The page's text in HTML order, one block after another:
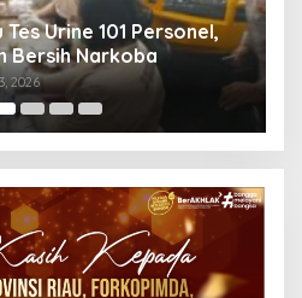
Urine 101 Personel,
Bersih Narkoba
2026